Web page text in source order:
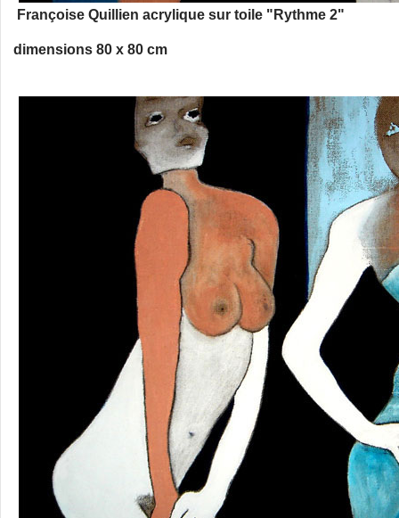
Françoise Quillien acrylique sur toile "Rythme 2"
dimensions 80 x 80 cm